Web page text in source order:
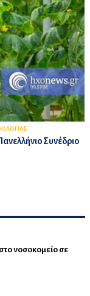
Συνέδριο
νοσοκομείο σε